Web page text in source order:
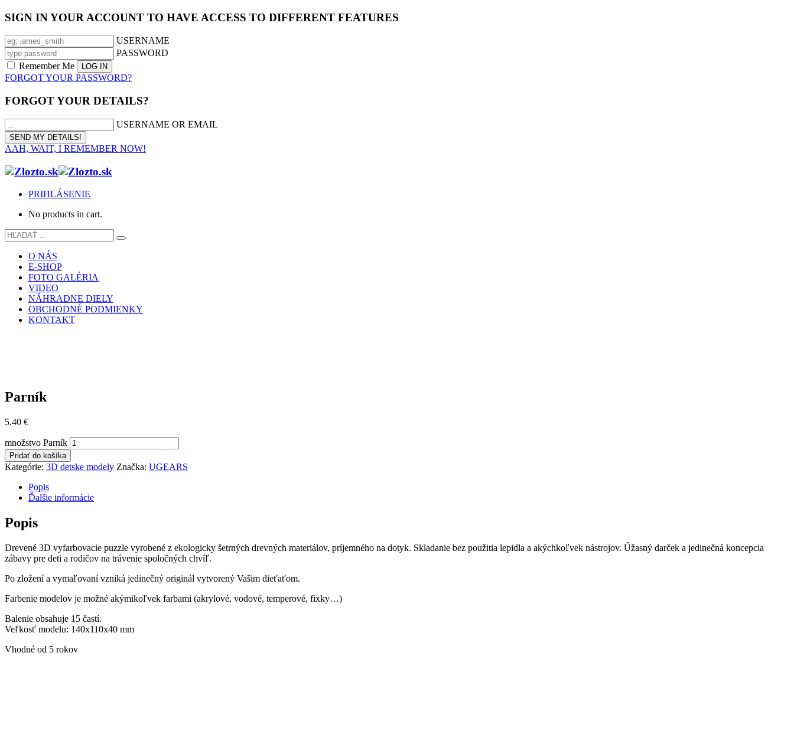
SIGN IN YOUR ACCOUNT TO HAVE ACCESS TO DIFFERENT FEATURES
USERNAME
PASSWORD
Remember Me
FORGOT YOUR PASSWORD?
FORGOT YOUR DETAILS?
USERNAME OR EMAIL
AAH, WAIT, I REMEMBER NOW!
PRIHLÁSENIE
No products in cart.
O NÁS
E-SHOP
FOTO GALÉRIA
VIDEO
NÁHRADNE DIELY
OBCHODNÉ PODMIENKY
KONTAKT
Parník
5.40 €
množstvo Parník
Pridať do košíka
Kategórie: 3D detske modely Značka: UGEARS
Popis
Ďalšie informácie
Popis
Drevené 3D vyfarbovacie puzzle vyrobené z ekologicky šetrných drevných materiálov, príjemného na dotyk. Skladanie bez použitia lepidla a akýchkoľvek nástrojov. Úžasný darček a jedinečná koncepcia
zábavy pre deti a rodičov na trávenie spoločných chvíľ.
Po zložení a vymaľovaní vzniká jedinečný originál vytvorený Vašim dieťaťom.
Farbenie modelov je možné akýmikoľvek farbami (akrylové, vodové, temperové, fixky…)
Balenie obsahuje 15 častí.
Veľkosť modelu: 140x110x40 mm
Vhodné od 5 rokov